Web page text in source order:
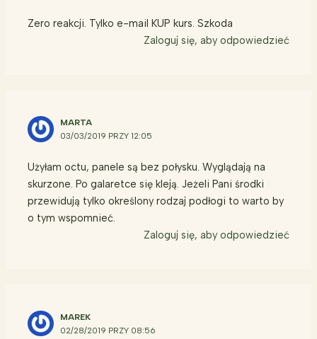
Zero reakcji. Tylko e-mail KUP kurs. Szkoda
Zaloguj się, aby odpowiedzieć
MARTA
03/03/2019 PRZY 12:05
Użyłam octu, panele są bez połysku. Wyglądają na
skurzone. Po galaretce się kleją. Jeżeli Pani środki
przewidują tylko określony rodzaj podłogi to warto by
o tym wspomnieć.
Zaloguj się, aby odpowiedzieć
MAREK
02/28/2019 PRZY 08:56